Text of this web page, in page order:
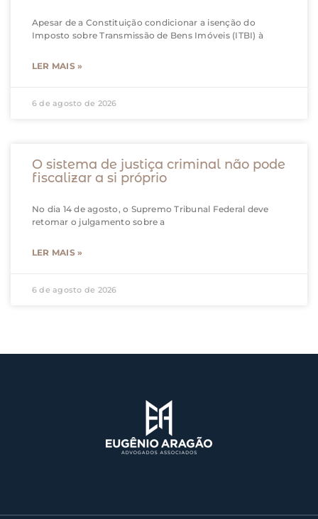
Apesar de a Constituição condicionar a isenção do
Imposto sobre Transmissão de Bens Imóveis (ITBI) à
LER MAIS »
6 de agosto de 2026
O sistema de justiça criminal não pode
fiscalizar a si próprio
No dia 14 de agosto, o Supremo Tribunal Federal deve
retomar o julgamento sobre a
LER MAIS »
6 de agosto de 2026